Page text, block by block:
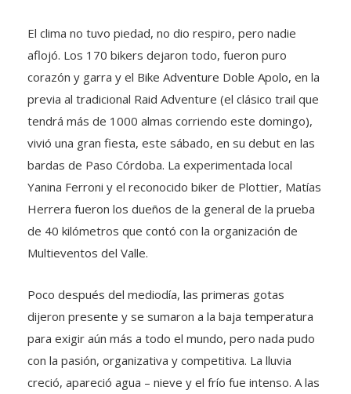
El clima no tuvo piedad, no dio respiro, pero nadie
aflojó. Los 170 bikers dejaron todo, fueron puro
corazón y garra y el Bike Adventure Doble Apolo, en la
previa al tradicional Raid Adventure (el clásico trail que
tendrá más de 1000 almas corriendo este domingo),
vivió una gran fiesta, este sábado, en su debut en las
bardas de Paso Córdoba. La experimentada local
Yanina Ferroni y el reconocido biker de Plottier, Matías
Herrera fueron los dueños de la general de la prueba
de 40 kilómetros que contó con la organización de
Multieventos del Valle.
Poco después del mediodía, las primeras gotas
dijeron presente y se sumaron a la baja temperatura
para exigir aún más a todo el mundo, pero nada pudo
con la pasión, organizativa y competitiva. La lluvia
creció, apareció agua – nieve y el frío fue intenso. A las